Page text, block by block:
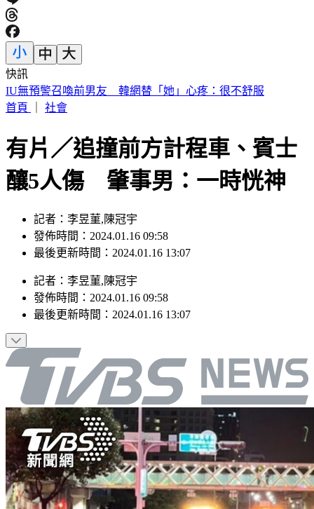
快訊
快訊／財神爺不在家 威力彩頭獎、二獎雙槓龜
首頁
社會
有片／追撞前方計程車、賓士
釀5人傷 肇事男：一時恍神
記者：李昱菫,陳冠宇
發佈時間：2024.01.16 09:58
最後更新時間：2024.01.16 13:07
記者 ： 李昱菫,陳冠宇
發佈時間： 2024.01.16 09:58
最後更新時間： 2024.01.16 13:07